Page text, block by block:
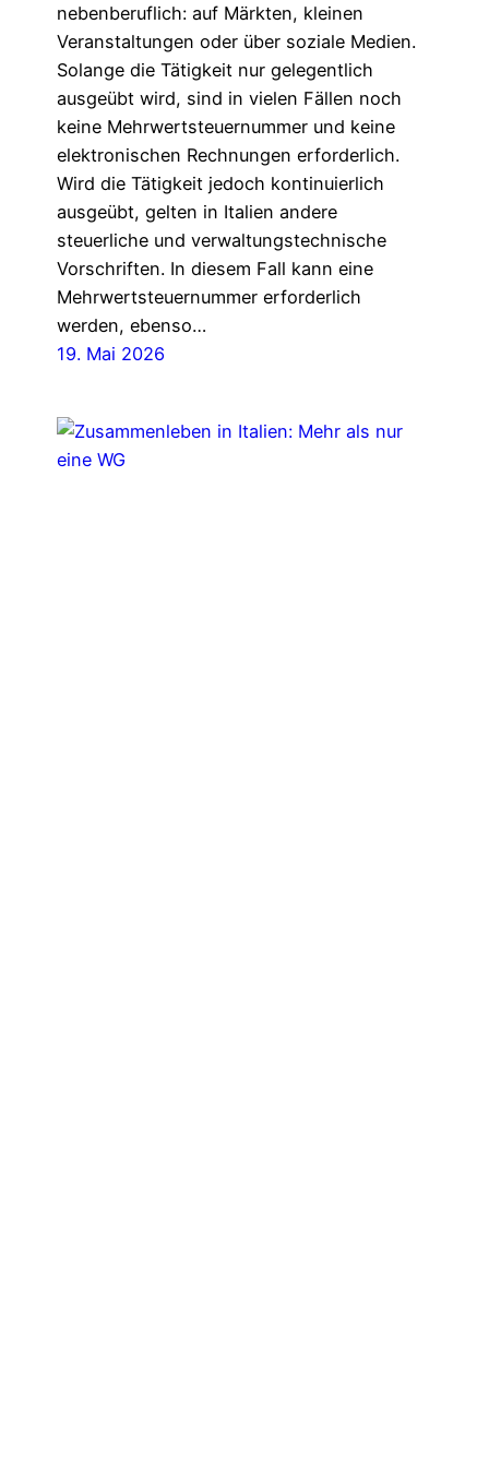
nebenberuflich: auf Märkten, kleinen
Veranstaltungen oder über soziale Medien.
Solange die Tätigkeit nur gelegentlich
ausgeübt wird, sind in vielen Fällen noch
keine Mehrwertsteuernummer und keine
elektronischen Rechnungen erforderlich.
Wird die Tätigkeit jedoch kontinuierlich
ausgeübt, gelten in Italien andere
steuerliche und verwaltungstechnische
Vorschriften. In diesem Fall kann eine
Mehrwertsteuernummer erforderlich
werden, ebenso…
19. Mai 2026